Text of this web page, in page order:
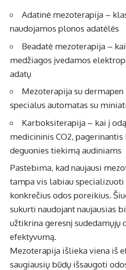
Adatinė mezoterapija –
naudojamos plonos adatėlės
Bea­datė mezoterapija –
medžiagos įvedamos
adatų
Mezoterapija su
specialus automatas su
Karboksi­terapija – kai į
medicininis CO2,
deguonies tiekimą audiniams
Pastebima, kad naujausi
tampa vis labiau
konkrečius odos poreikius.
sukurti naudojant naujausias
užtikrina geresnį
efektyvumą.
Mezoterapija išlieka viena iš
saugiausių būdų išsaugoti